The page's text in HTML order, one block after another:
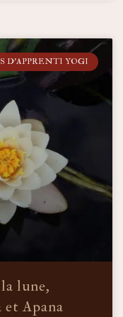
D'APPRENTI YOGI
lune,
et Apana